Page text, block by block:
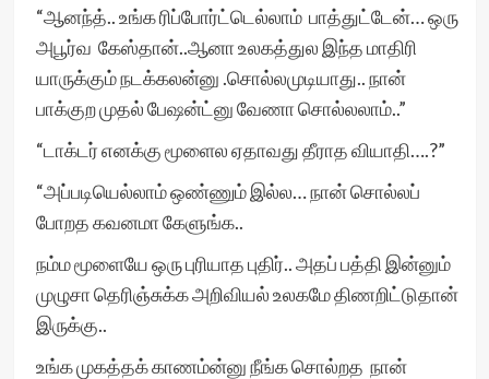
“ஆனந்த்.. உங்க ரிப்போர்ட்டெல்லாம் பாத்துட்டேன்… ஒரு
அபூர்வ கேஸ்தான்..ஆனா உலகத்துல இந்த மாதிரி
யாருக்கும் நடக்கலன்னு .சொல்லமுடியாது.. நான்
பாக்குற முதல் பேஷன்ட்னு வேணா சொல்லலாம்..”
“டாக்டர் எனக்கு மூளைல ஏதாவது தீராத வியாதி….?”
“அப்படியெல்லாம் ஒண்ணும் இல்ல… நான் சொல்லப்
போறத கவனமா கேளுங்க..
நம்ம மூளையே ஒரு புரியாத புதிர்.. அதப் பத்தி இன்னும்
முழுசா தெரிஞ்சுக்க அறிவியல் உலகமே திணறிட்டுதான்
இருக்கு..
உங்க முகத்தக் காணம்ன்னு நீங்க சொல்றத நான்